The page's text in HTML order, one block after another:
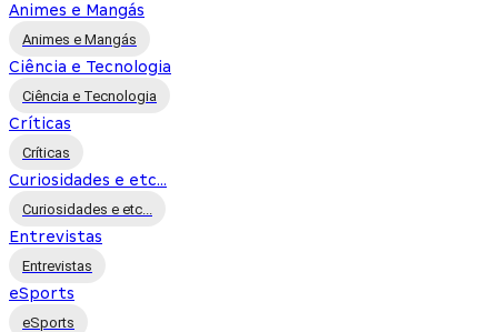
Animes e Mangás
Animes e Mangás
Ciência e Tecnologia
Ciência e Tecnologia
Críticas
Críticas
Curiosidades e etc...
Curiosidades e etc...
Entrevistas
Entrevistas
eSports
eSports